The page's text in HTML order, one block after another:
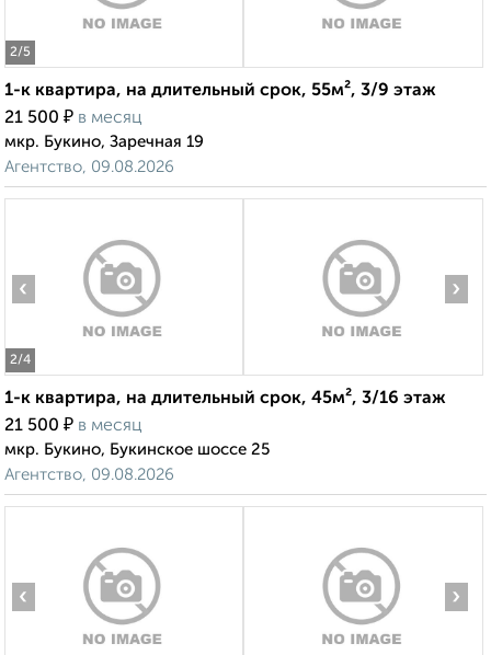
2/5
1-к квартира, на длительный срок, 55м², 3/9 этаж
21 500 ₽ в месяц
мкр. Букино, Заречная 19
Агентство, 09.08.2026
2/4
‹ ›
1-к квартира, на длительный срок, 45м², 3/16 этаж
21 500 ₽ в месяц
мкр. Букино, Букинское шоссе 25
Агентство, 09.08.2026
‹ ›